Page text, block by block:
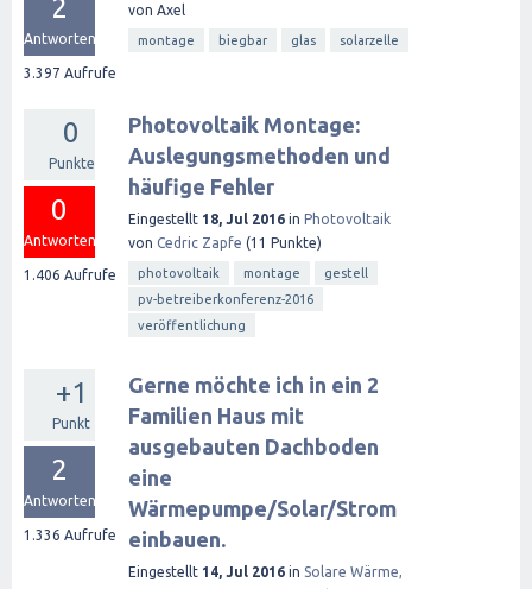
2
Antworten
3.397 Aufrufe
von Axel
montage biegbar glas solarzelle
0
Punkte
0
Antworten
1.406 Aufrufe
Photovoltaik Montage:
Auslegungsmethoden und
häufige Fehler
Eingestellt 18, Jul 2016 in Photovoltaik
von Cedric Zapfe (11 Punkte)
photovoltaik montage
gestell
pv-betreiberkonferenz-2016
veröffentlichung
+1
Punkt
2
Antworten
1.336 Aufrufe
Gerne möchte ich in ein 2
Familien Haus mit
ausgebauten Dachboden
eine
Wärmepumpe/Solar/Strom
einbauen.
Eingestellt 14, Jul 2016 in Solare Wärme,